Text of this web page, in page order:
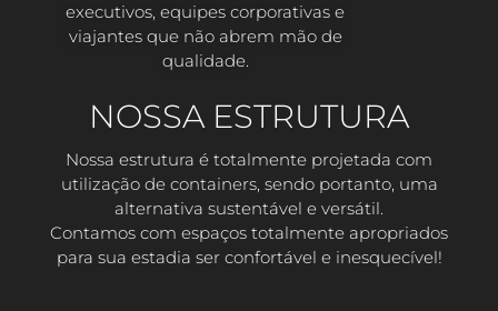
executivos, equipes corporativas e
viajantes que não abrem mão de
qualidade.
NOSSA ESTRUTURA
Nossa estrutura é totalmente projetada com
utilização de containers, sendo portanto, uma
alternativa sustentável e versátil.
Contamos com espaços totalmente apropriados
para sua estadia ser confortável e inesquecível!